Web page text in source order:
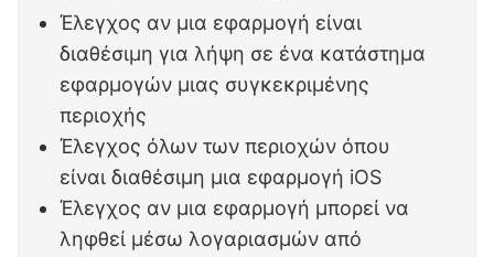
Έλεγχος αν μια εφαρμογή είναι
διαθέσιμη για λήψη σε ένα κατάστημα
εφαρμογών μιας συγκεκριμένης
περιοχής
Έλεγχος όλων των περιοχών όπου
είναι διαθέσιμη μια εφαρμογή iOS
Έλεγχος αν μια εφαρμογή μπορεί να
ληφθεί μέσω λογαριασμών από